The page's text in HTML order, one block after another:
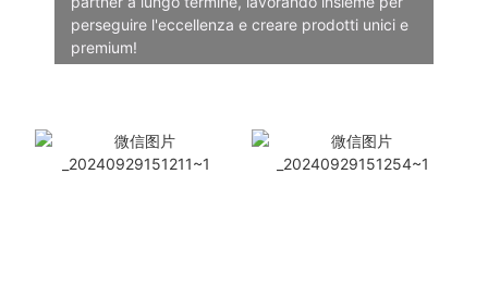
perseguire l'eccellenza e creare prodotti unici e
premium!